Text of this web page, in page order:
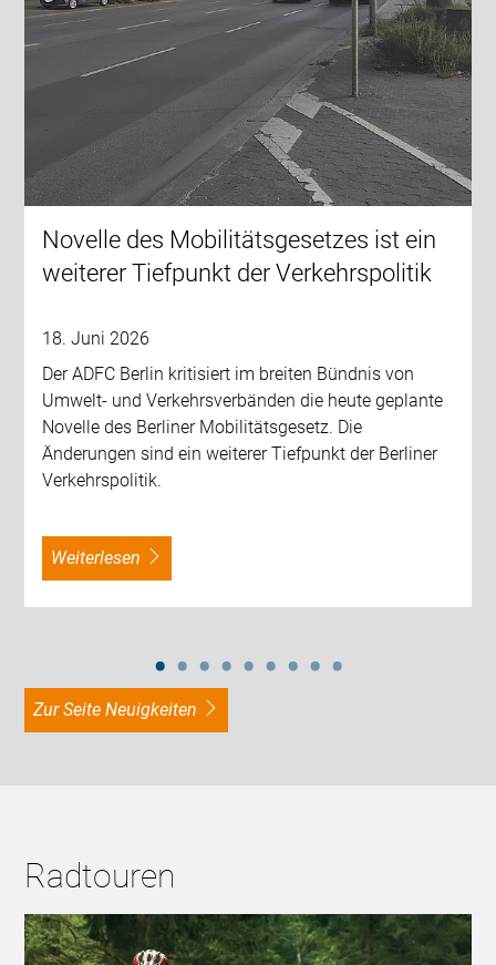
Novelle des Mobilitätsgesetzes ist ein
weiterer Tiefpunkt der Verkehrspolitik
18. Juni 2026
Der ADFC Berlin kritisiert im breiten Bündnis von
Umwelt- und Verkehrsverbänden die heute geplante
Novelle des Berliner Mobilitätsgesetz. Die
Änderungen sind ein weiterer Tiefpunkt der Berliner
Verkehrspolitik.
weiterlesen
zur Seite Neuigkeiten
Radtouren